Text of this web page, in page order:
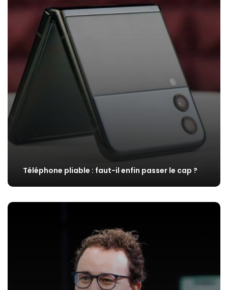
Téléphone pliable : faut-il enfin passer le cap ?